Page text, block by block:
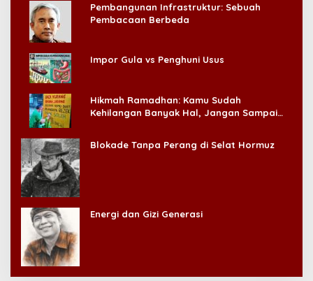
Pembangunan Infrastruktur: Sebuah
Pembacaan Berbeda
Impor Gula vs Penghuni Usus
Hikmah Ramadhan: Kamu Sudah
Kehilangan Banyak Hal, Jangan Sampai
Blokade Tanpa Perang di Selat Hormuz
Energi dan Gizi Generasi